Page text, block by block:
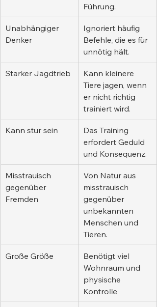
Führung.
Unabhängiger
Denker
Ignoriert häufig
Befehle, die es für
unnötig hält.
Starker Jagdtrieb
Kann kleinere
Tiere jagen, wenn
er nicht richtig
trainiert wird.
Kann stur sein
Das Training
erfordert Geduld
und Konsequenz.
Misstrauisch
gegenüber
Fremden
Von Natur aus
misstrauisch
gegenüber
unbekannten
Menschen und
Tieren.
Große Größe
Benötigt viel
Wohnraum und
physische
Kontrolle